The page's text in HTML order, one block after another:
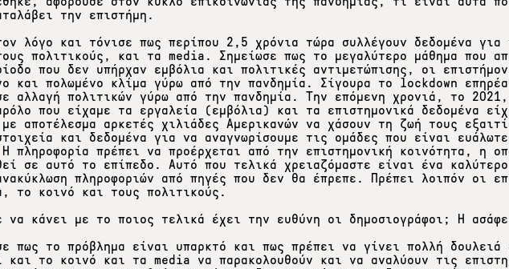
την επιστήμη.
λόγο και τόνισε πως περίπου 2,5 χρόνια τώρα συλλέγουν δεδομένα
πολιτικούς, και τα media. Σημείωσε πως το μεγαλύτερο μάθημα που
που δεν υπήρχαν εμβόλια και πολιτικές αντιμετώπισης, οι
και πολωμένο κλίμα γύρω από την πανδημία. Σίγουρα το lockdown
αλλαγή πολιτικών γύρω από την πανδημία. Την επόμενη χρονιά, το
που είχαμε τα εργαλεία (εμβόλια) και τα επιστημονικά δεδομένα
αποτέλεσμα αρκετές χιλιάδες Αμερικανών να χάσουν τη ζωή τους
και δεδομένα για να αναγνωρίσουμε τις ομάδες που είναι
πληροφορία πρέπει να προέρχεται από την επιστημονική κοινότητα, η
σε αυτό το επίπεδο. Αυτό που τελικά χρειαζόμαστε είναι ένα
πληροφοριών από πηγές που δεν θα έπρεπε. Πρέπει λοιπόν οι
το κοινό και τους πολιτικούς.
να κάνει με το ποιος τελικά έχει την ευθύνη οι δημοσιογράφοι; Η
πως το πρόβλημα είναι υπαρκτό και πως πρέπει να γίνει πολλή
και το κοινό και τα media να παρακολουθούν και να αναλύουν τις